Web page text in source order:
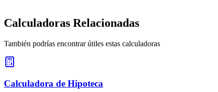
Calculadoras Relacionadas
También podrías encontrar útiles estas calculadoras
Calculadora de Hipoteca